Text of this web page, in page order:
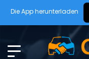
Die App herunterladen